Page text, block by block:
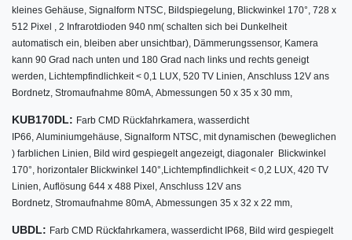
kleines Gehäuse, Signalform NTSC, Bildspiegelung, Blickwinkel 170°, 728 x
512 Pixel , 2 Infrarotdioden 940 nm( schalten sich bei Dunkelheit
automatisch ein, bleiben aber unsichtbar), Dämmerungssensor, Kamera
kann 90 Grad nach unten und 180 Grad nach links und rechts geneigt
werden, Lichtempfindlichkeit < 0,1 LUX, 520 TV Linien, Anschluss 12V ans
Bordnetz, Stromaufnahme 80mA, Abmessungen 50 x 35 x 30 mm,
KUB170DL: Farb CMD Rückfahrkamera, wasserdicht
IP66, Aluminiumgehäuse, Signalform NTSC, mit dynamischen (beweglichen
) farblichen Linien, Bild wird gespiegelt angezeigt, diagonaler Blickwinkel
170°, horizontaler Blickwinkel 140°,Lichtempfindlichkeit < 0,2 LUX, 420 TV
Linien, Auflösung 644 x 488 Pixel, Anschluss 12V ans
Bordnetz, Stromaufnahme 80mA, Abmessungen 35 x 32 x 22 mm,
UBDL: Farb CMD Rückfahrkamera, wasserdicht IP68, Bild wird gespiegelt